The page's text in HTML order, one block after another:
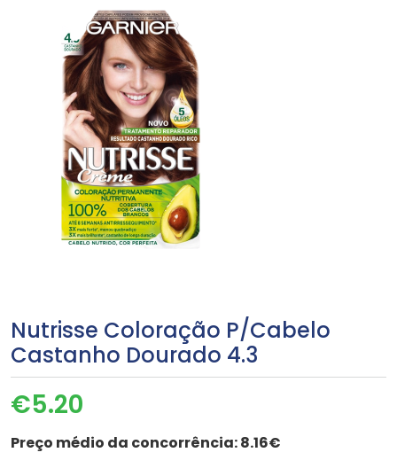
Nutrisse Coloração P/Cabelo
Castanho Dourado 4.3
€5.20
Preço médio da concorrência:8.16€